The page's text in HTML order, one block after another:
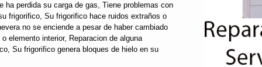
ha perdida su carga de gas, Tiene problemas con
frigorifico, Su frigorifico hace ruidos extraños o
no se enciende a pesar de haber cambiado
elemento interior, Reparacion de alguna
Su frigorifico genera bloques de hielo en su